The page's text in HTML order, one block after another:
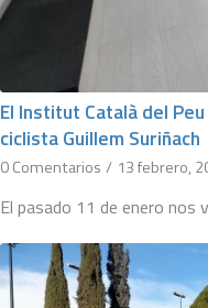
El Institut Català del
ciclista Guillem Suriñach
0 Comentarios / 13 febrero,
El pasado 11 de enero nos